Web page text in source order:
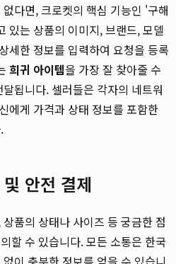
다면, 크로켓의 핵심 기능인 '구해
있는 상품의 이미지, 브랜드, 모델
세한 정보를 입력하여 요청을 등록
희귀 아이템을 가장 잘 찾아줄 수
됩니다. 셀러들은 각자의 네트워
에게 가격과 상태 정보를 포함한
안전 결제
품의 상태나 사이즈 등 궁금한 점
할 수 있습니다. 모든 소통은 한국